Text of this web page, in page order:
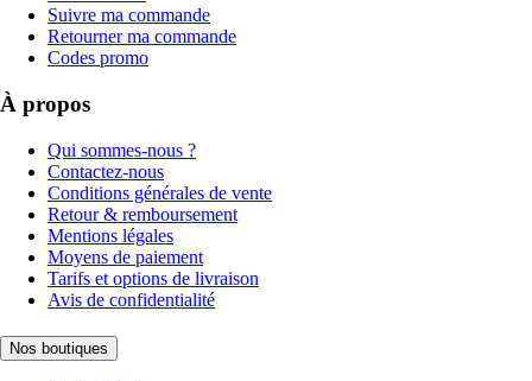
Suivre ma commande
Retourner ma commande
Codes promo
À propos
Qui sommes-nous ?
Contactez-nous
Conditions générales de vente
Retour & remboursement
Mentions légales
Moyens de paiement
Tarifs et options de livraison
Avis de confidentialité
Nos boutiques